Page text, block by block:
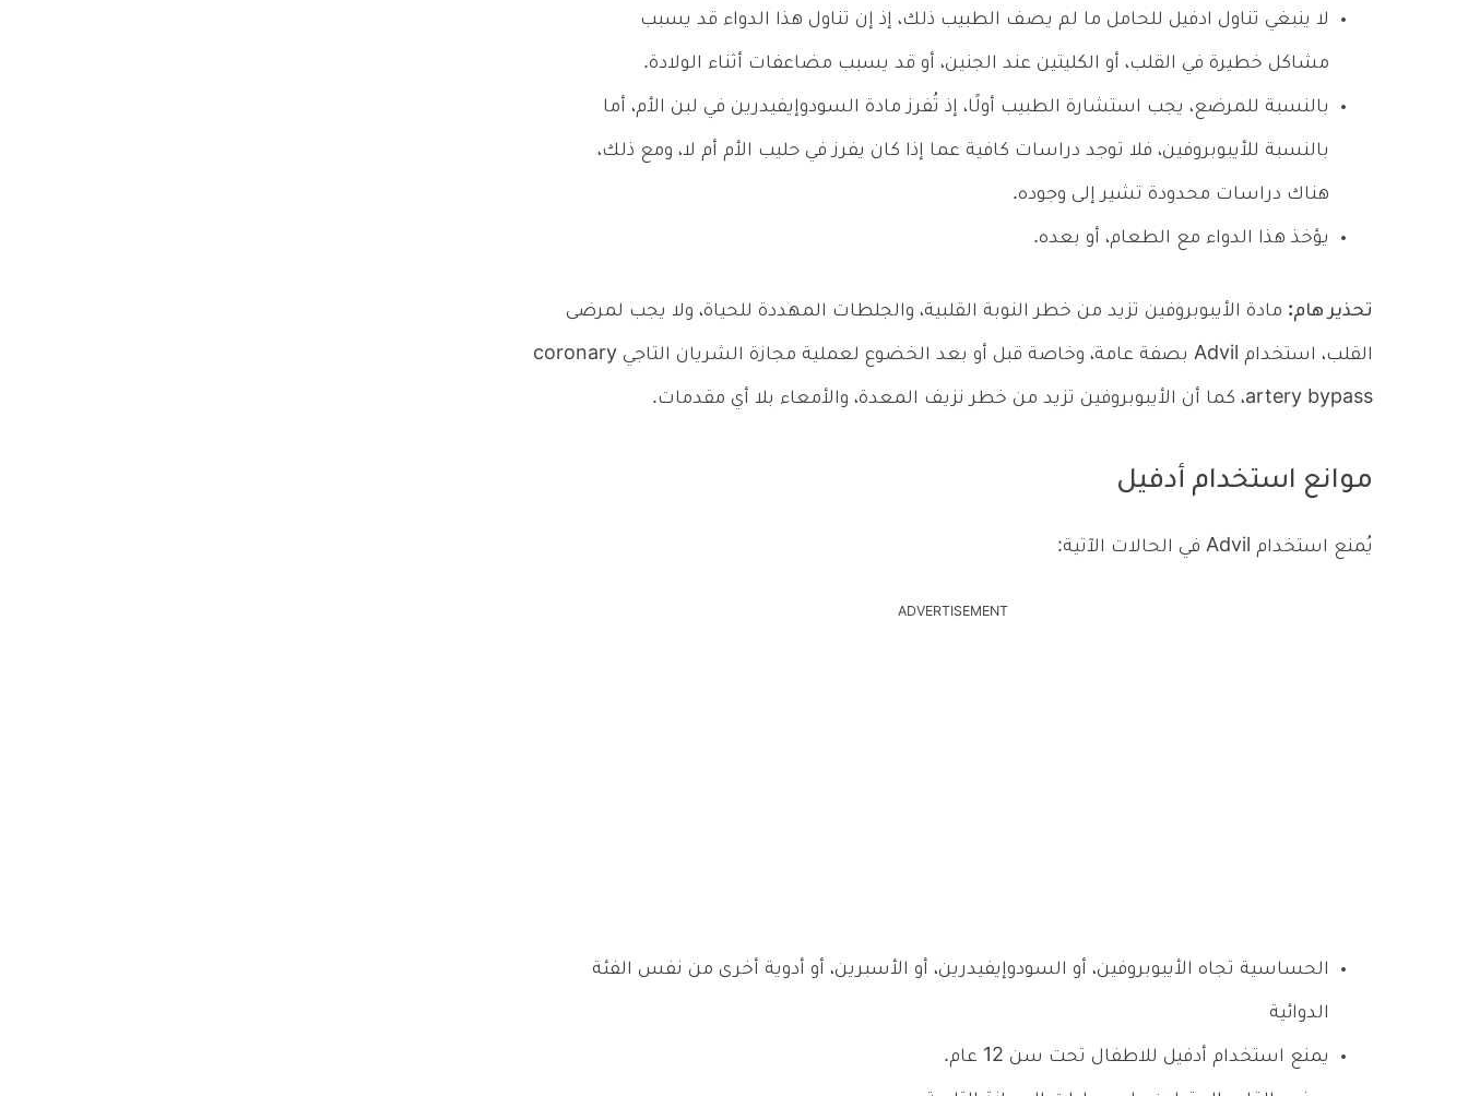
لا ينبغي تناول ادفيل للحامل ما لم يصف الطبيب ذلك، إذ إن تناول هذا الدواء قد يسبب
مشاكل خطيرة في القلب، أو الكليتين عند الجنين، أو قد يسبب مضاعفات أثناء الولادة.
بالنسبة للمرضع، يجب استشارة الطبيب أولًا، إذ تُفرز مادة السودوإيفيدرين في لبن الأم، أما
بالنسبة للأيبوبروفين، فلا توجد دراسات كافية عما إذا كان يفرز في حليب الأم أم لا، ومع ذلك،
هناك دراسات محدودة تشير إلى وجوده.
يؤخذ هذا الدواء مع الطعام، أو بعده.
تحذير هام: مادة الأيبوبروفين تزيد من خطر النوبة القلبية، والجلطات المهددة للحياة، ولا يجب لمرضى
القلب، استخدام Advil بصفة عامة، وخاصة قبل أو بعد الخضوع لعملية مجازة الشريان التاجي coronary
artery bypass، كما أن الأيبوبروفين تزيد من خطر نزيف المعدة، والأمعاء بلا أي مقدمات.
موانع استخدام أدفيل
يُمنع استخدام Advil في الحالات الآتية:
ADVERTISEMENT
الحساسية تجاه الأيبوبروفين، أو السودوإيفيدرين، أو الأسبرين، أو أدوية أخرى من نفس الفئة
الدوائية
يمنع استخدام أدفيل للاطفال تحت سن 12 عام.